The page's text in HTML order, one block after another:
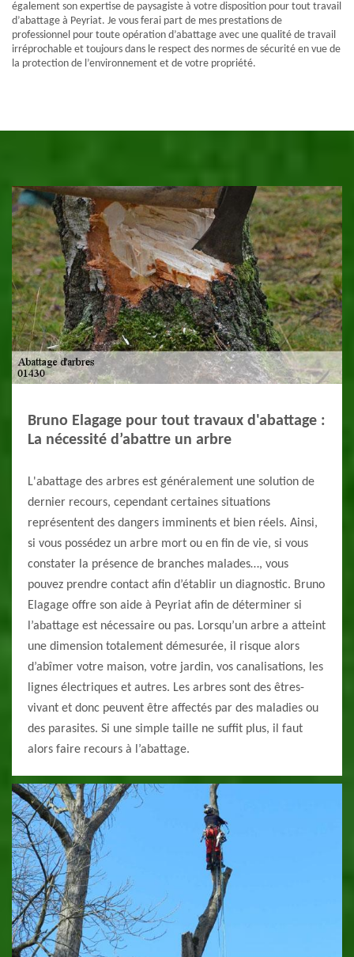
également son expertise de paysagiste à votre disposition pour tout travail
d’abattage à Peyriat. Je vous ferai part de mes prestations de
professionnel pour toute opération d’abattage avec une qualité de travail
irréprochable et toujours dans le respect des normes de sécurité en vue de
la protection de l’environnement et de votre propriété.
Bruno Elagage pour tout travaux d'abattage :
La nécessité d’abattre un arbre
L'abattage des arbres est généralement une solution de
dernier recours, cependant certaines situations
représentent des dangers imminents et bien réels. Ainsi,
si vous possédez un arbre mort ou en fin de vie, si vous
constater la présence de branches malades…, vous
pouvez prendre contact afin d’établir un diagnostic. Bruno
Elagage offre son aide à Peyriat afin de déterminer si
l’abattage est nécessaire ou pas. Lorsqu’un arbre a atteint
une dimension totalement démesurée, il risque alors
d’abîmer votre maison, votre jardin, vos canalisations, les
lignes électriques et autres. Les arbres sont des êtres-
vivant et donc peuvent être affectés par des maladies ou
des parasites. Si une simple taille ne suffit plus, il faut
alors faire recours à l’abattage.